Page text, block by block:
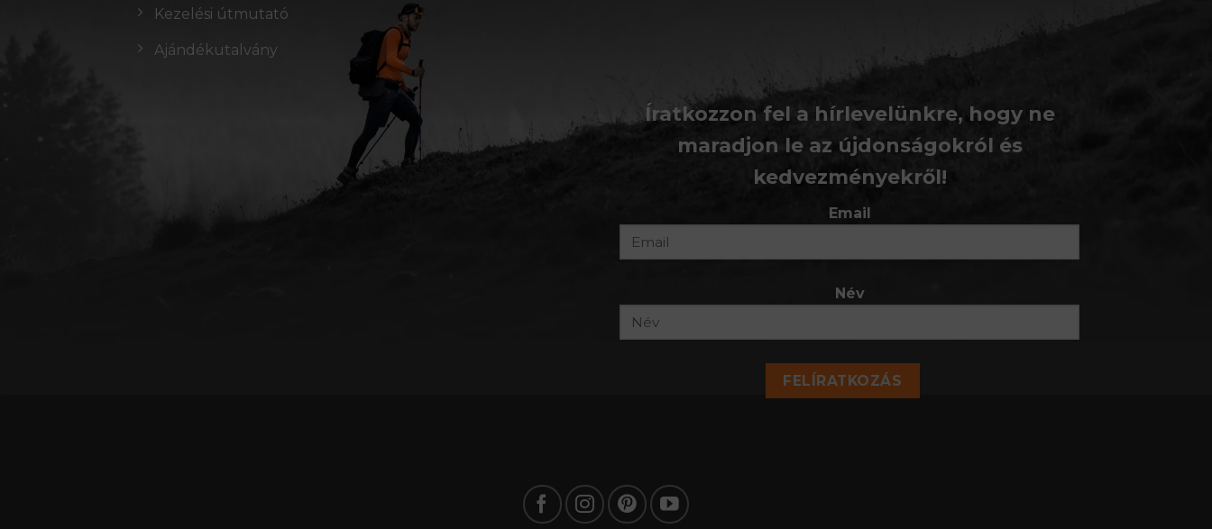
Kezelési útmutató
Ajándékutalvány
Íratkozzon fel a hírlevelünkre, hogy ne
maradjon le az újdonságokról és
kedvezményekről!
Email
Név
FELÍRATKOZÁS